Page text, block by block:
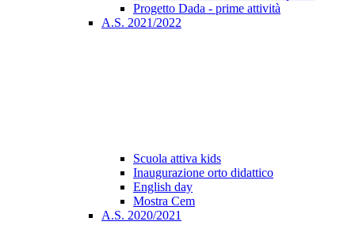
Progetto Dada - prime attività
A.S. 2021/2022
Scuola attiva kids
Inaugurazione orto didattico
English day
Mostra Cem
A.S. 2020/2021